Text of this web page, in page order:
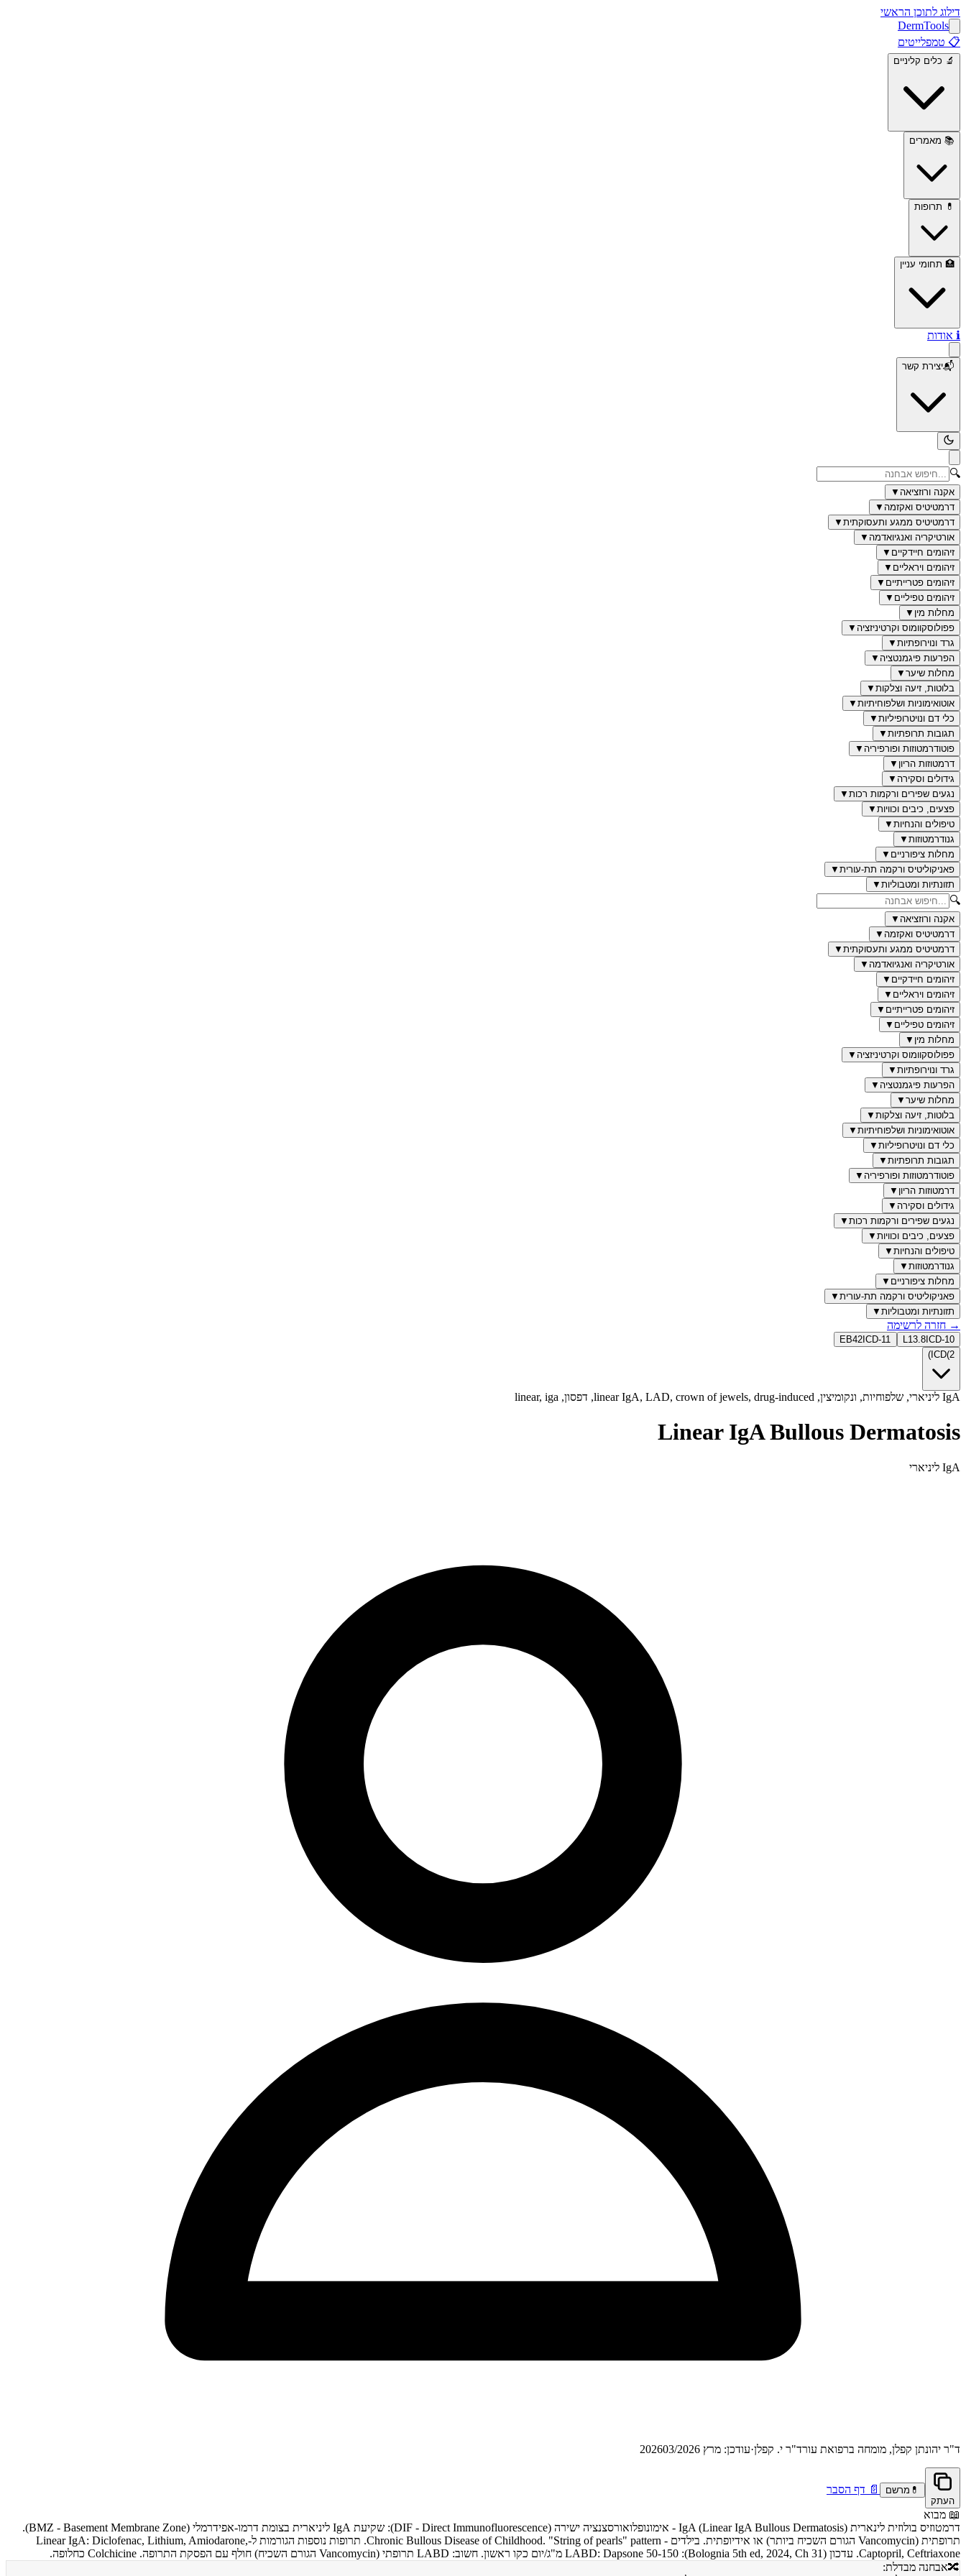
דילוג לתוכן הראשי
DermTools
📋 טמפלייטים
🔬 כלים קליניים
📚 מאמרים
💊 תרופות
🏥 תחומי עניין
ℹ️ אודות
📬יצירת קשר
🔍
אקנה ורוזציאה ▼
דרמטיטיס ואקזמה ▼
דרמטיטיס ממגע ותעסוקתית ▼
אורטיקריה ואנגיואדמה ▼
זיהומים חיידקיים ▼
זיהומים ויראליים ▼
זיהומים פטרייתיים ▼
זיהומים טפיליים ▼
מחלות מין ▼
פפולוסקוומוס וקרטיניזציה ▼
גרד ונוירופתיות ▼
הפרעות פיגמנטציה ▼
מחלות שיער ▼
בלוטות, זיעה וצלקות ▼
אוטואימוניות ושלפוחיתיות ▼
כלי דם ונויטרופיליות ▼
תגובות תרופתיות ▼
פוטודרמטוזות ופורפיריה ▼
דרמטוזות הריון ▼
גידולים וסקירה ▼
נגעים שפירים ורקמות רכות ▼
פצעים, כיבים וכוויות ▼
טיפולים והנחיות ▼
גנודרמטוזות ▼
מחלות ציפורניים ▼
פאניקוליטיס ורקמה תת-עורית ▼
תזונתיות ומטבוליות ▼
🔍
אקנה ורוזציאה ▼
דרמטיטיס ואקזמה ▼
דרמטיטיס ממגע ותעסוקתית ▼
אורטיקריה ואנגיואדמה ▼
זיהומים חיידקיים ▼
זיהומים ויראליים ▼
זיהומים פטרייתיים ▼
זיהומים טפיליים ▼
מחלות מין ▼
פפולוסקוומוס וקרטיניזציה ▼
גרד ונוירופתיות ▼
הפרעות פיגמנטציה ▼
מחלות שיער ▼
בלוטות, זיעה וצלקות ▼
אוטואימוניות ושלפוחיתיות ▼
כלי דם ונויטרופיליות ▼
תגובות תרופתיות ▼
פוטודרמטוזות ופורפיריה ▼
דרמטוזות הריון ▼
גידולים וסקירה ▼
נגעים שפירים ורקמות רכות ▼
פצעים, כיבים וכוויות ▼
טיפולים והנחיות ▼
גנודרמטוזות ▼
מחלות ציפורניים ▼
פאניקוליטיס ורקמה תת-עורית ▼
תזונתיות ומטבוליות ▼
→ חזרה לרשימה
L13.8 ICD-10
EB42 ICD-11
ICD(2
)
IgA ליניארי, שלפוחיות, ונקומיצין, linear IgA, LAD, crown of jewels, drug-induced, דפסון, linear, iga
Linear IgA Bullous Dermatosis
IgA ליניארי
ד"ר יהונתן קפלן, מומחה ברפואת עורד"ר י. קפלן·עודכן: מרץ 2026 03/2026
העתק
💊 מרשם 📄 דף הסבר
📖 מבוא
דרמטוזיס בולוזית לינארית IgA (Linear IgA Bullous Dermatosis) - אימונופלואורסצנציה ישירה (DIF - Direct Immunofluorescence): שקיעת IgA ליניארית בצומת דרמו-אפידרמלי (BMZ - Basement Membrane Zone).
תרופתית (Vancomycin הגורם השכיח ביותר) או אידיופתית. בילדים - Chronic Bullous Disease of Childhood. "String of pearls" pattern. תרופות נוספות הגורמות ל-Linear IgA: Diclofenac, Lithium, Amiodarone,
Captopril, Ceftriaxone. עדכון (Bolognia 5th ed, 2024, Ch 31): LABD: Dapsone 50-150 מ"ג/יום כקו ראשון. חשוב: LABD תרופתי (Vancomycin הגורם השכיח) חולף עם הפסקת התרופה. Colchicine כחלופה.
🔀אבחנה מבדלת: